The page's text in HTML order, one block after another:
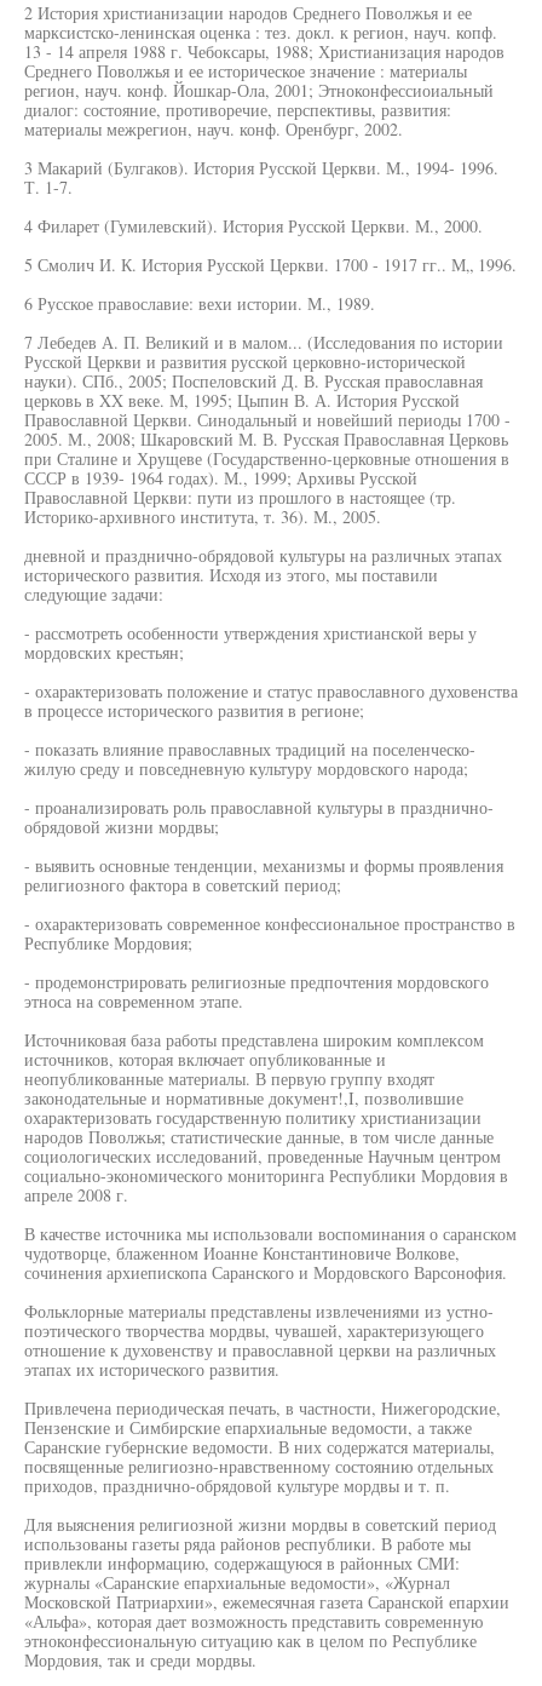
2 История христианизации народов Среднего Поволжья и ее
марксистско-ленинская оценка : тез. докл. к регион, науч. копф.
13 - 14 апреля 1988 г. Чебоксары, 1988; Христианизация народов
Среднего Поволжья и ее историческое значение : материалы
регион, науч. конф. Йошкар-Ола, 2001; Этноконфессиоиальный
диалог: состояние, противоречие, перспективы, развития:
материалы межрегион, науч. конф. Оренбург, 2002.
3 Макарий (Булгаков). История Русской Церкви. М., 1994- 1996.
Т. 1-7.
4 Филарет (Гумилевский). История Русской Церкви. М., 2000.
5 Смолич И. К. История Русской Церкви. 1700 - 1917 гг.. М„ 1996.
6 Русское православие: вехи истории. М., 1989.
7 Лебедев А. П. Великий и в малом... (Исследования по истории
Русской Церкви и развития русской церковно-исторической
науки). СПб., 2005; Поспеловский Д. В. Русская православная
церковь в XX веке. М, 1995; Цыпин В. А. История Русской
Православной Церкви. Синодальный и новейший периоды 1700 -
2005. М., 2008; Шкаровский М. В. Русская Православная Церковь
при Сталине и Хрущеве (Государственно-церковные отношения в
СССР в 1939- 1964 годах). М., 1999; Архивы Русской
Православной Церкви: пути из прошлого в настоящее (тр.
Историко-архивного института, т. 36). М., 2005.
дневной и празднично-обрядовой культуры на различных этапах
исторического развития. Исходя из этого, мы поставили
следующие задачи:
- рассмотреть особенности утверждения христианской веры у
мордовских крестьян;
- охарактеризовать положение и статус православного духовенства
в процессе исторического развития в регионе;
- показать влияние православных традиций на поселенческо-
жилую среду и повседневную культуру мордовского народа;
- проанализировать роль православной культуры в празднично-
обрядовой жизни мордвы;
- выявить основные тенденции, механизмы и формы проявления
религиозного фактора в советский период;
- охарактеризовать современное конфессиональное пространство в
Республике Мордовия;
- продемонстрировать религиозные предпочтения мордовского
этноса на современном этапе.
Источниковая база работы представлена широким комплексом
источников, которая включает опубликованные и
неопубликованные материалы. В первую группу входят
законодательные и нормативные документ!,I, позволившие
охарактеризовать государственную политику христианизации
народов Поволжья; статистические данные, в том числе данные
социологических исследований, проведенные Научным центром
социально-экономического мониторинга Республики Мордовия в
апреле 2008 г.
В качестве источника мы использовали воспоминания о саранском
чудотворце, блаженном Иоанне Константиновиче Волкове,
сочинения архиепископа Саранского и Мордовского Варсонофия.
Фольклорные материалы представлены извлечениями из устно-
поэтического творчества мордвы, чувашей, характеризующего
отношение к духовенству и православной церкви на различных
этапах их исторического развития.
Привлечена периодическая печать, в частности, Нижегородские,
Пензенские и Симбирские епархиальные ведомости, а также
Саранские губернские ведомости. В них содержатся материалы,
посвященные религиозно-нравственному состоянию отдельных
приходов, празднично-обрядовой культуре мордвы и т. п.
Для выяснения религиозной жизни мордвы в советский период
использованы газеты ряда районов республики. В работе мы
привлекли информацию, содержащуюся в районных СМИ:
журналы «Саранские епархиальные ведомости», «Журнал
Московской Патриархии», ежемесячная газета Саранской епархии
«Альфа», которая дает возможность представить современную
этноконфессиональную ситуацию как в целом по Республике
Мордовия, так и среди мордвы.